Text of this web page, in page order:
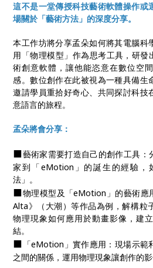
這不是一堂傳授科技藝術軟體操作或
場關於「藝術方法」的深度分享。
本工作坊將分享孟朵如何將其電腦科
用「物理模型」作為思考工具，研
術創意軟體，讓他能恣意在數位空
感。數位創作在此被視為一種具備生
邀請學員重拾好奇心、共同探討科技
意語言的旅程。
孟朵將會分享：
⬛藝術家需要打造自己的創作工具：
家到「eMotion」的誕生的經驗，
法」。
⬛物理模型及「eMotion」的藝術應
Alta》（大潮）等作品為例，解構粒
物理現象如何應用於動畫影像，建
結。
⬛ 「eMotion」實作應用：現場示
之間的關係，運用物理現象讓創作的影